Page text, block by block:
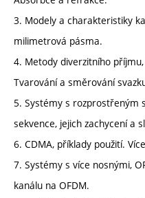
3. Modely a charakteristiky
milimetrová pásma.
4. Metody diverzitního
Tvarování a směrování
5. Systémy s rozprostřeným
sekvence, jejich zachycení a
6. CDMA, příklady použití.
7. Systémy s více nosnými,
kanálu na OFDM.